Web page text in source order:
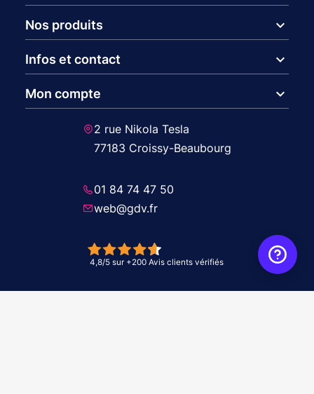
Nos produits expand_more
Infos et contact expand_more
Mon compte expand_more
2 rue Nikola Tesla
77183 Croissy-Beaubourg
01 84 74 47 50
web@gdv.fr